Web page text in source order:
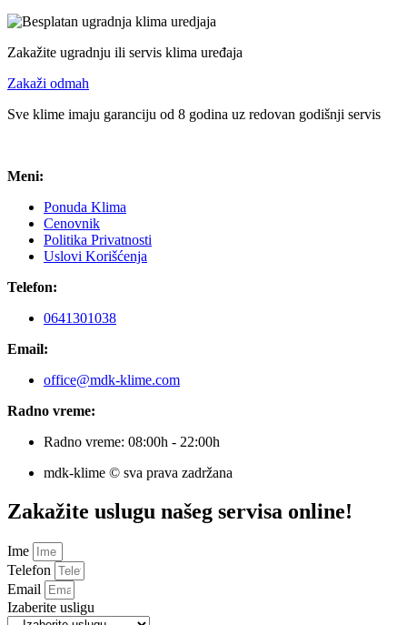
Zakažite ugradnju ili servis klima uređaja
Zakaži odmah
Sve klime imaju garanciju od 8 godina uz redovan godišnji servis
Meni:
Ponuda Klima
Cenovnik
Politika Privatnosti
Uslovi Korišćenja
Telefon:
0641301038
Email:
office@mdk-klime.com
Radno vreme:
Radno vreme: 08:00h - 22:00h
mdk-klime © sva prava zadržana
Zakažite uslugu našeg servisa online!
Ime
Telefon
Email
Izaberite usligu